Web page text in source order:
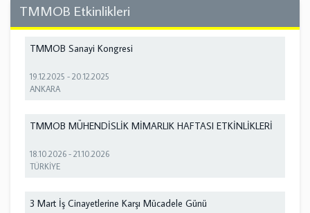
TMMOB Etkinlikleri
TMMOB Sanayi Kongresi
19.12.2025 -20.12.2025
ANKARA
TMMOB MÜHENDİSLİK MİMARLIK HAFTASI ETKİNLİKLERİ
18.10.2026 -21.10.2026
TÜRKİYE
3 Mart İş Cinayetlerine Karşı Mücadele Günü